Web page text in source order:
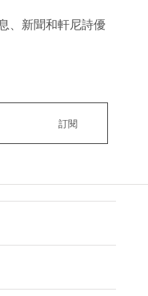
、新聞和軒尼詩優